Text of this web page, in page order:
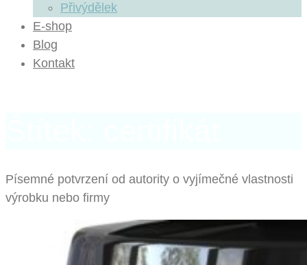
Přivýdělek
E-shop
Blog
Kontakt
Písemné potvrzení od autority o vyjímečné vlastnosti
výrobku nebo firmy